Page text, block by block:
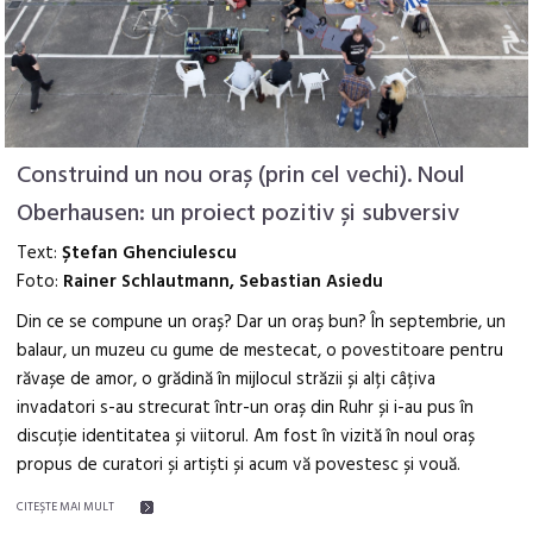
Construind un nou oraș (prin cel vechi). Noul
Oberhausen: un proiect pozitiv și subversiv
Text:Ștefan Ghenciulescu
Foto: Rainer Schlautmann, Sebastian Asiedu
Din ce se compune un oraș? Dar un oraș bun? În septembrie, un
balaur, un muzeu cu gume de mestecat, o povestitoare pentru
răvașe de amor, o grădină în mijlocul străzii și alți câțiva
invadatori s-au strecurat într-un oraș din Ruhr și i-au pus în
discuție identitatea și viitorul. Am fost în vizită în noul oraș
propus de curatori și artiști și acum vă povestesc și vouă.
CITEŞTE MAI MULT